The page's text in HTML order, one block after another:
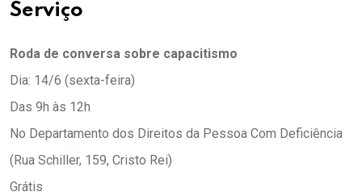
Serviço
Roda de conversa sobre capacitismo
Dia: 14/6 (sexta-feira)
Das 9h às 12h
No Departamento dos Direitos da Pessoa Com Deficiência
(Rua Schiller, 159, Cristo Rei)
Grátis